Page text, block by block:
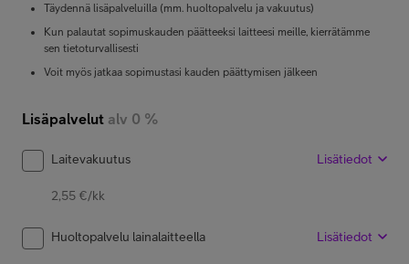
Täydennä lisäpalveluilla (mm. huoltopalvelu ja vakuutus)
Kun palautat sopimuskauden päätteeksi laitteesi meille, kierrätämme
sen tietoturvallisesti
Voit myös jatkaa sopimustasi kauden päättymisen jälkeen
Lisäpalvelut alv 0 %
Laitevakuutus Lisätiedot
2,55 €/kk
Huoltopalvelu lainalaitteella Lisätiedot